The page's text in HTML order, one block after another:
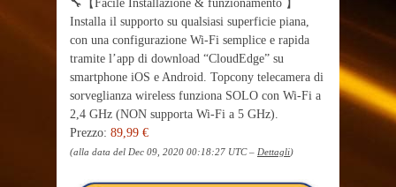
🔧【Facile Installazione & funzionamento 】
Installa il supporto su qualsiasi superficie piana,
con una configurazione Wi-Fi semplice e rapida
tramite l’app di download “CloudEdge” su
smartphone iOS e Android. Topcony telecamera di
sorveglianza wireless funziona SOLO con Wi-Fi a
2,4 GHz (NON supporta Wi-Fi a 5 GHz).
Prezzo: 89,99 €
(alla data del Dec 09, 2020 00:18:27 UTC – Dettagli)